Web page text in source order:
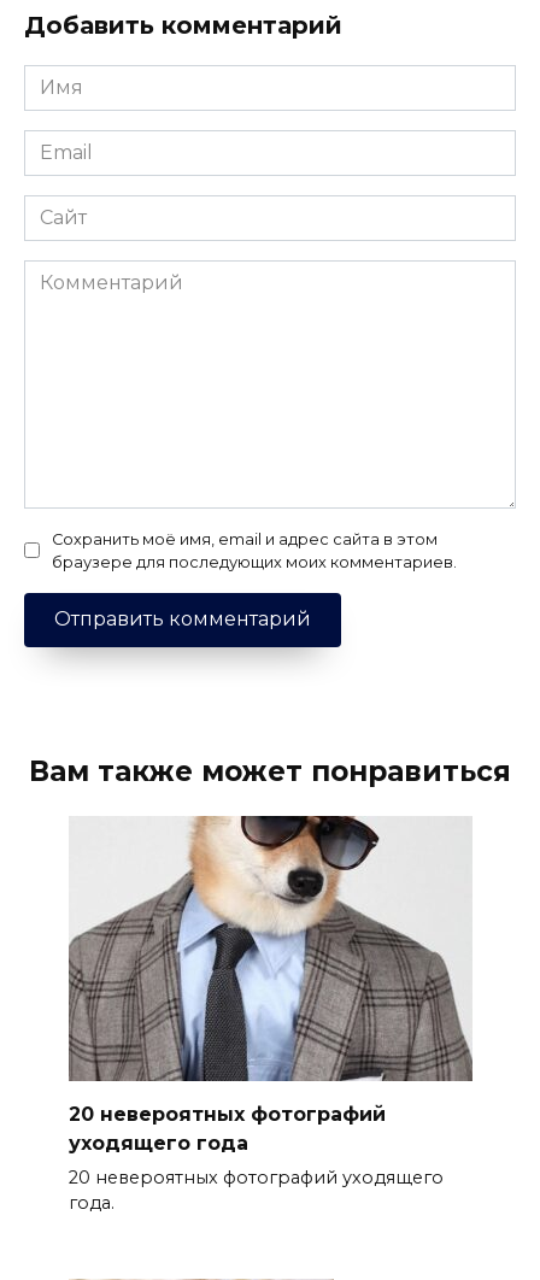
Добавить комментарий
Имя
*
Email
*
Сайт
Комментарий
Сохранить моё имя, email и адрес сайта в этом
браузере для последующих моих комментариев.
Вам также может понравиться
20 невероятных фотографий
уходящего года
20 невероятных фотографий уходящего
года.